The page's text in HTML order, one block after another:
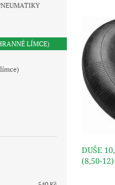
LÍMCE)
o
d
u
p
DUŠE
(8,50-